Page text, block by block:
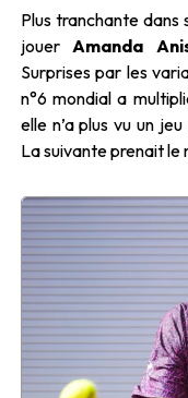
Plus tranchante dans
jouerAmanda
Surprises par les
n°6 mondial a
elle n’a plus vu un
La suivante prenait le